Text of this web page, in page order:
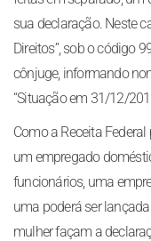
sua declaração. Neste
Direitos”, sob o código
cônjuge, informando
“Situação em 31/12/
Como a Receita
um empregado
funcionários, uma
uma poderá ser
mulher façam a